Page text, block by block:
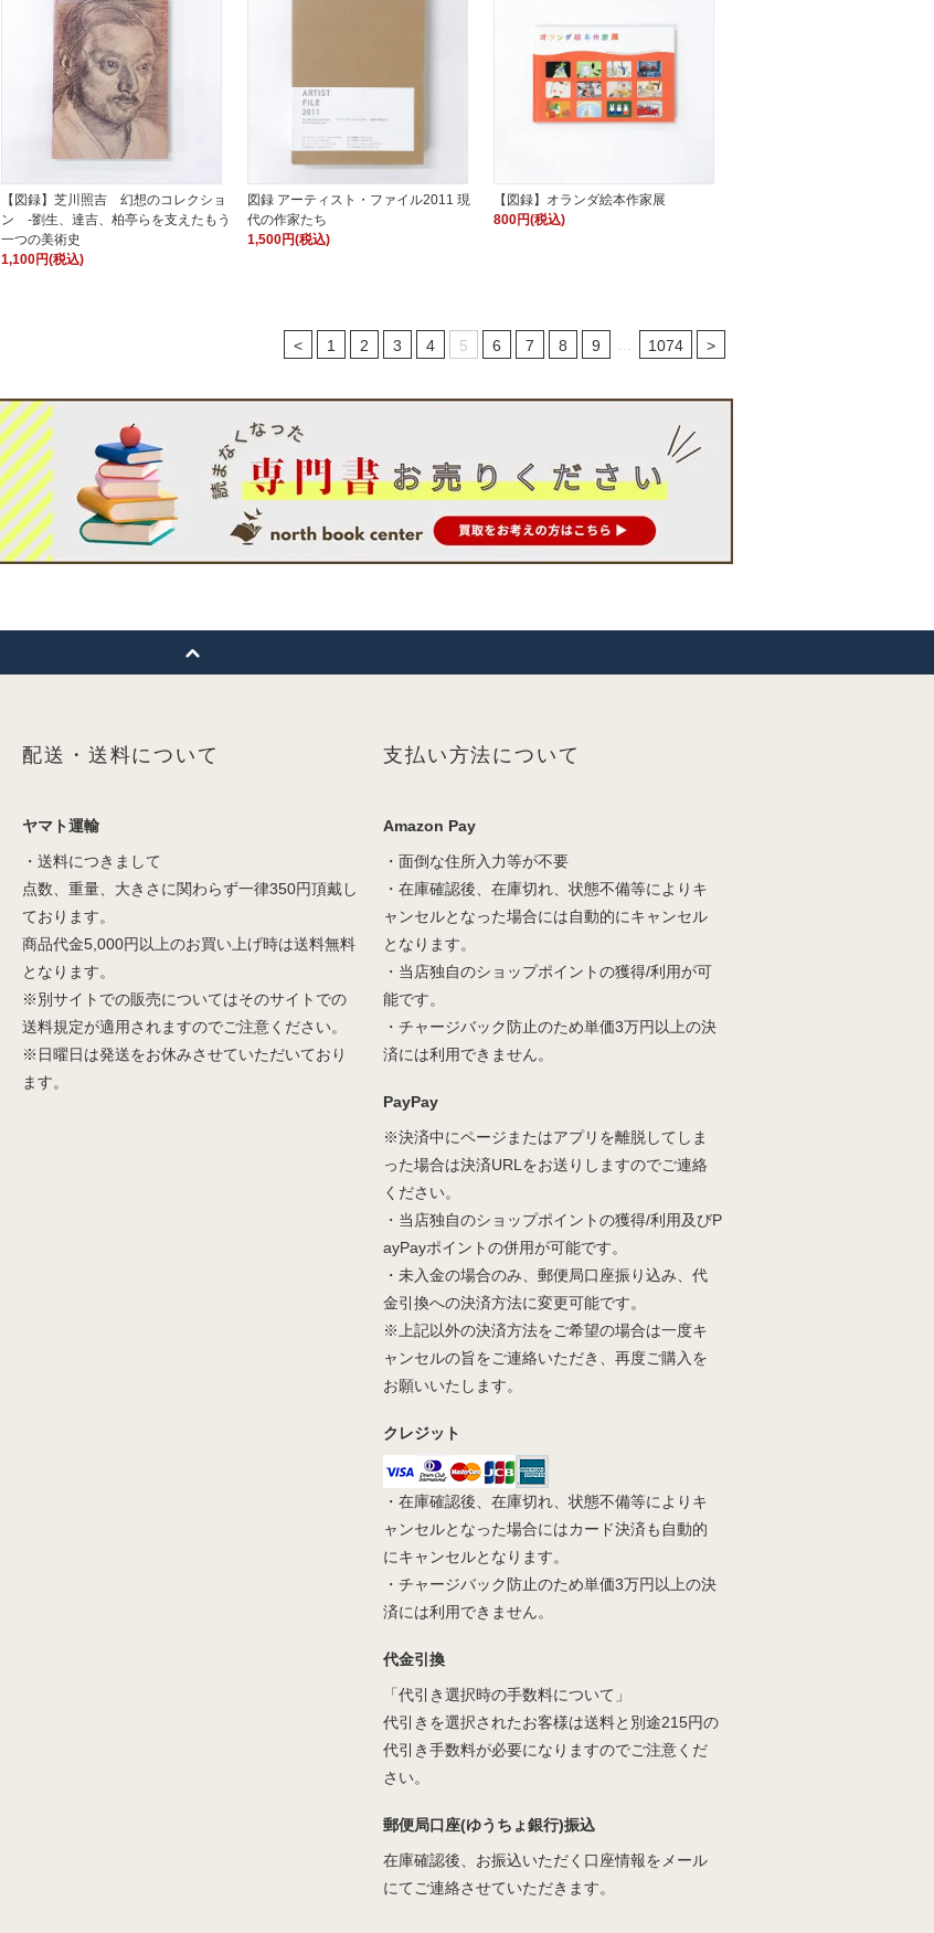
【図録】芝川照吉 幻想のコレクショ
ン -劉生、達吉、柏亭らを支えたもう
一つの美術史
1,100円(税込)
図録 アーティスト・ファイル2011 現
代の作家たち
1,500円(税込)
【図録】オランダ絵本作家展
800円(税込)
< 1 2 3 4 5 6 7 8 9 1074 >
配送・送料について
ヤマト運輸
・送料につきまして
点数、重量、大きさに関わらず一律350円頂戴し
ております。
商品代金5,000円以上のお買い上げ時は送料無料
となります。
※別サイトでの販売についてはそのサイトでの
送料規定が適用されますのでご注意ください。
※日曜日は発送をお休みさせていただいており
ます。
支払い方法について
Amazon Pay
・面倒な住所入力等が不要
・在庫確認後、在庫切れ、状態不備等によりキ
ャンセルとなった場合には自動的にキャンセル
となります。
・当店独自のショップポイントの獲得/利用が可
能です。
・チャージバック防止のため単価3万円以上の決
済には利用できません。
PayPay
※決済中にページまたはアプリを離脱してしま
った場合は決済URLをお送りしますのでご連絡
ください。
・当店独自のショップポイントの獲得/利用及びP
ayPayポイントの併用が可能です。
・未入金の場合のみ、郵便局口座振り込み、代
金引換への決済方法に変更可能です。
※上記以外の決済方法をご希望の場合は一度キ
ャンセルの旨をご連絡いただき、再度ご購入を
お願いいたします。
クレジット
・在庫確認後、在庫切れ、状態不備等によりキ
ャンセルとなった場合にはカード決済も自動的
にキャンセルとなります。
・チャージバック防止のため単価3万円以上の決
済には利用できません。
代金引換
「代引き選択時の手数料について」
代引きを選択されたお客様は送料と別途215円の
代引き手数料が必要になりますのでご注意くだ
さい。
郵便局口座(ゆうちょ銀行)振込
在庫確認後、お振込いただく口座情報をメール
にてご連絡させていただきます。